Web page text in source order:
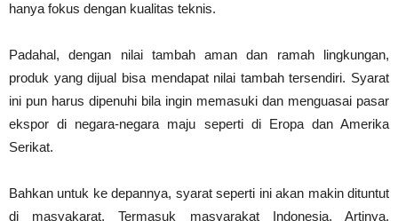
hanya fokus dengan kualitas teknis.
Padahal, dengan nilai tambah aman dan ramah lingkungan,
produk yang dijual bisa mendapat nilai tambah tersendiri. Syarat
ini pun harus dipenuhi bila ingin memasuki dan menguasai pasar
ekspor di negara-negara maju seperti di Eropa dan Amerika
Serikat.
Bahkan untuk ke depannya, syarat seperti ini akan makin dituntut
di masyakarat. Termasuk masyarakat Indonesia. Artinya,